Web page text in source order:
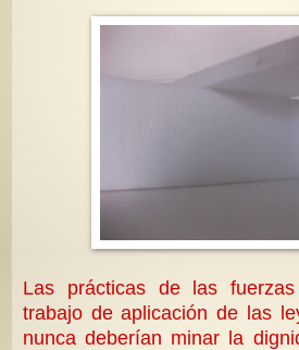
Las prácticas de las
trabajo de aplicación de las
nunca deberían minar la